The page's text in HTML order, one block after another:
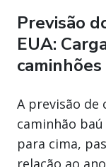
Previsão
EUA:
caminhões
A previsão
caminhão baú
para cima,
relação ao